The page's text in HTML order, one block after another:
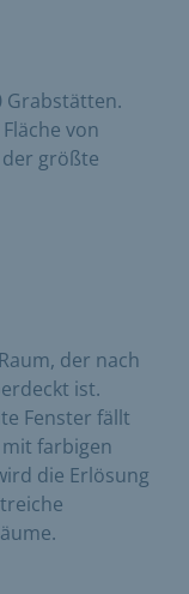
Grabstätten.
von
größte
der nach
ist.
Fenster fällt
mit farbigen
die Erlösung